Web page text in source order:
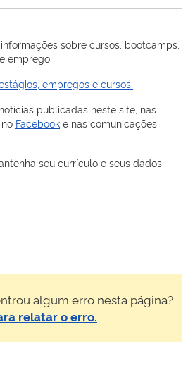
sobre cursos, bootcamps,
emprego.
empregos e cursos.
publicadas neste site, nas
Facebook e nas comunicações
seu currículo e seus dados
algum erro nesta página?
relatar o erro.